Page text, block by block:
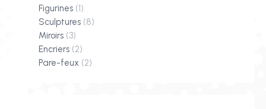
Figurines (1)
Sculptures (8)
Miroirs (3)
Encriers (2)
Pare-feux (2)